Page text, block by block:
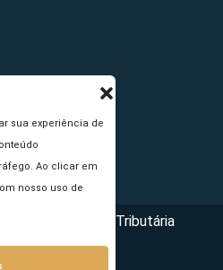
sua experiência de
Ao clicar em
nosso uso de
da Reforma Tributária